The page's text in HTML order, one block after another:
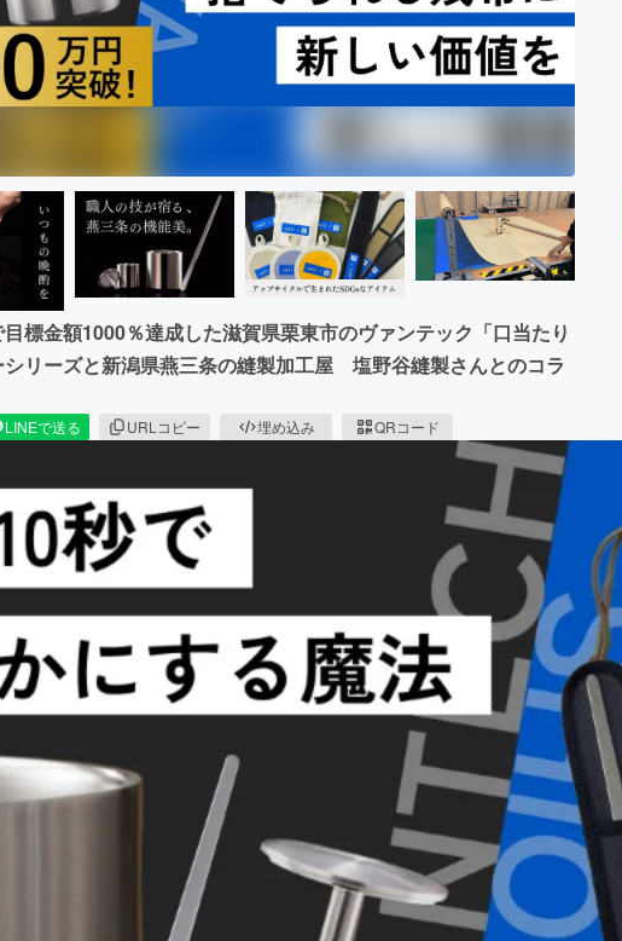
標金額1000％達成した滋賀県栗東市のヴァンテック「口当たり
リーズと新潟県燕三条の縫製加工屋 塩野谷縫製さんとのコラ
LINEで送る URLコピー 埋め込み QRコード